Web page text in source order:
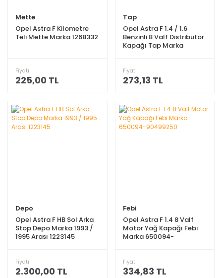
Mette
Opel Astra F Kilometre
Teli Mette Marka 1268332
Fiyatı
225,00 TL
Tap
Opel Astra F 1.4 / 1.6
Benzinli 8 Valf Distribütör
Kapağı Tap Marka
Fiyatı
273,13 TL
Depo
Opel Astra F HB Sol Arka
Stop Depo Marka 1993 /
1995 Arası 1223145
Fiyatı
2.300,00 TL
Febi
Opel Astra F 1.4 8 Valf
Motor Yağ Kapağı Febi
Marka 650094-
Fiyatı
334,83 TL